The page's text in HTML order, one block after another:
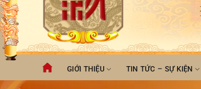
GIỚI THIỆU TIN TỨC – SỰ KIỆN